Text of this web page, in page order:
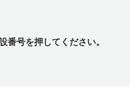
番号を押してください。